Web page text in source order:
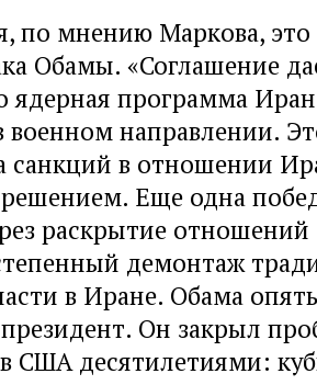
по мнению Маркова,
Обамы. «Соглашение
ядерная программа
военном направлении.
санкций в отношении
Еще одна
раскрытие отношений
демонтаж
в Иране. Обама
Он закрыл
США десятилетиями: